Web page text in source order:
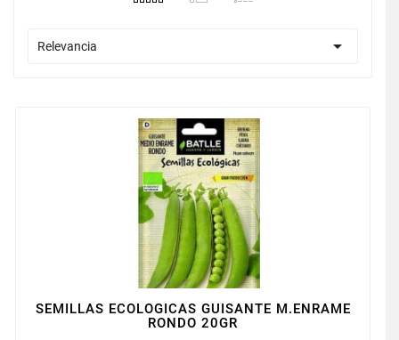
Relevancia 
SEMILLAS ECOLOGICAS GUISANTE M.ENRAME
RONDO 20GR